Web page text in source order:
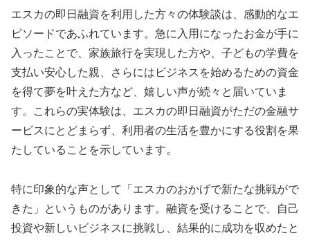
エスカの即日融資を利用した方々の体験談は、感動的なエ
ピソードであふれています。急に入用になったお金が手に
入ったことで、家族旅行を実現した方や、子どもの学費を
支払い安心した親、さらにはビジネスを始めるための資金
を得て夢を叶えた方など、嬉しい声が続々と届いていま
す。これらの実体験は、エスカの即日融資がただの金融サ
ービスにとどまらず、利用者の生活を豊かにする役割を果
たしていることを示しています。
特に印象的な声として「エスカのおかげで新たな挑戦がで
きた」というものがあります。融資を受けることで、自己
投資や新しいビジネスに挑戦し、結果的に成功を収めたと